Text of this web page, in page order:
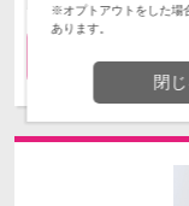
※オプトアウトをした場
あります。
閉